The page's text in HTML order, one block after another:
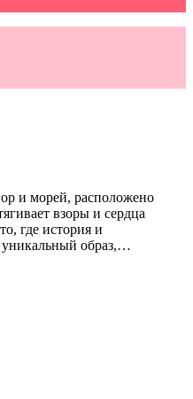
и морей, расположено
взоры и сердца
где история и
уникальный образ,…